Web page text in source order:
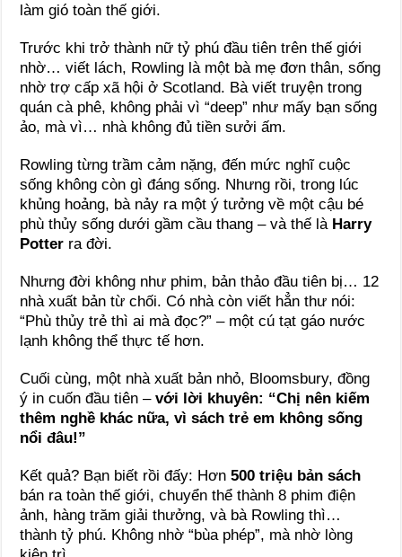
làm gió toàn thế giới.
Trước khi trở thành nữ tỷ phú đầu tiên trên thế giới
nhờ… viết lách, Rowling là một bà mẹ đơn thân, sống
nhờ trợ cấp xã hội ở Scotland. Bà viết truyện trong
quán cà phê, không phải vì “deep” như mấy bạn sống
ảo, mà vì… nhà không đủ tiền sưởi ấm.
Rowling từng trầm cảm nặng, đến mức nghĩ cuộc
sống không còn gì đáng sống. Nhưng rồi, trong lúc
khủng hoảng, bà nảy ra một ý tưởng về một cậu bé
phù thủy sống dưới gầm cầu thang – và thế là Harry
Potter ra đời.
Nhưng đời không như phim, bản thảo đầu tiên bị… 12
nhà xuất bản từ chối. Có nhà còn viết hẳn thư nói:
“Phù thủy trẻ thì ai mà đọc?” – một cú tạt gáo nước
lạnh không thể thực tế hơn.
Cuối cùng, một nhà xuất bản nhỏ, Bloomsbury, đồng
ý in cuốn đầu tiên –với lời khuyên: “Chị nên kiếm
thêm nghề khác nữa, vì sách trẻ em không sống
nổi đâu!”
Kết quả? Bạn biết rồi đấy: Hơn500 triệu bản sách
bán ra toàn thế giới, chuyển thể thành 8 phim điện
ảnh, hàng trăm giải thưởng, và bà Rowling thì…
thành tỷ phú. Không nhờ “bùa phép”, mà nhờ lòng